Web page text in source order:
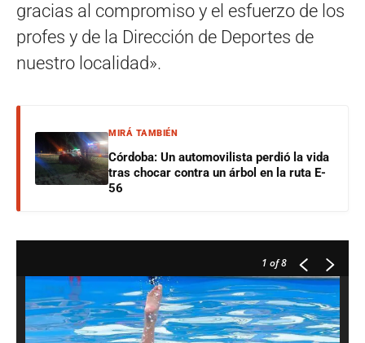
gracias al compromiso y el esfuerzo de los
profes y de la Dirección de Deportes de
nuestro localidad».
MIRÁ TAMBIÉN
Córdoba: Un automovilista perdió la vida
tras chocar contra un árbol en la ruta E-
56
1 of 8